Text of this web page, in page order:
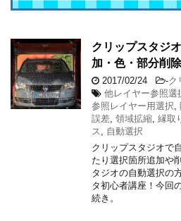
クリップスタジ
加・色・部分削
2017/02/24 -ク
他レイヤー参照選
参照レイヤー用選択
誤差 領域拡縮 縁取
ス
自動選択
クリップスタジオで
たり選択箇所追加や
タジオの自動選択の
タ初心者講座！今回
続き。